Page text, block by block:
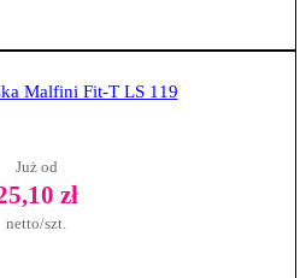
Malfini Fit-T LS 119
Już od
zł
netto/szt.